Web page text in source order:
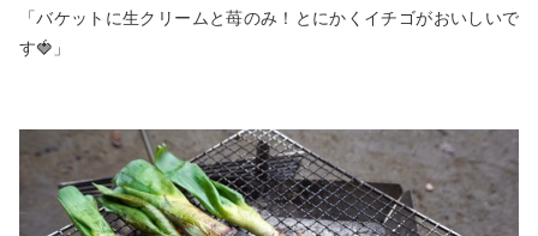
「バケットに生クリームと苺のみ！とにかくイチゴがおいしいで
す🍓」